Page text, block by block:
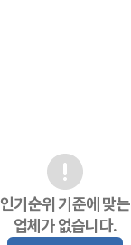
인기순위 기준에 맞는
업체가 없습니다.